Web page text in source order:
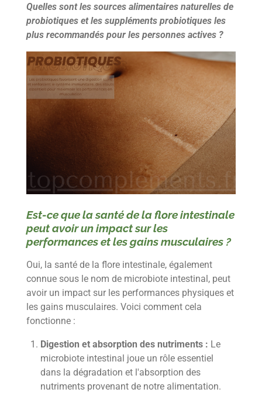
Quelles sont les sources alimentaires naturelles de
probiotiques et les suppléments probiotiques les
plus recommandés pour les personnes actives ?
Est-ce que la santé de la flore intestinale
peut avoir un impact sur les
performances et les gains musculaires ?
Oui, la santé de la flore intestinale, également
connue sous le nom de microbiote intestinal, peut
avoir un impact sur les performances physiques et
les gains musculaires. Voici comment cela
fonctionne :
Digestion et absorption des nutriments : Le
microbiote intestinal joue un rôle essentiel
dans la dégradation et l'absorption des
nutriments provenant de notre alimentation.